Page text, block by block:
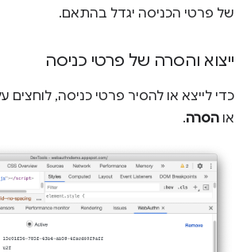
של פרטי הכניסה יגדל בהתאם.
ייצוא והסרה של פרטי כניסה
כדי לייצא או להסיר פרטי כניסה, לוחצים
או הסרה.